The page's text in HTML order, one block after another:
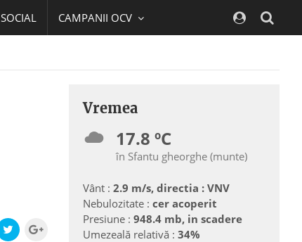
SOCIAL CAMPANII OCV
Vremea
17.8 ºC
în Sfantu gheorghe (munte)
Vânt : 2.9 m/s, directia : VNV
Nebulozitate : cer acoperit
Presiune : 948.4 mb, in scadere
Umezeală relativă : 34%